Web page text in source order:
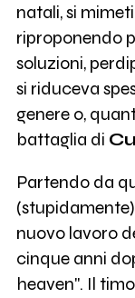
natali, si
riproponendo
soluzioni,
si riduceva
genere o,
battaglia di
Partendo da
nuovo lavoro
cinque anni
heaven". Il